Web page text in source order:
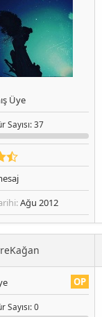
Üye
Sayısı: 37
Ağu 2012
OP
Sayısı: 0